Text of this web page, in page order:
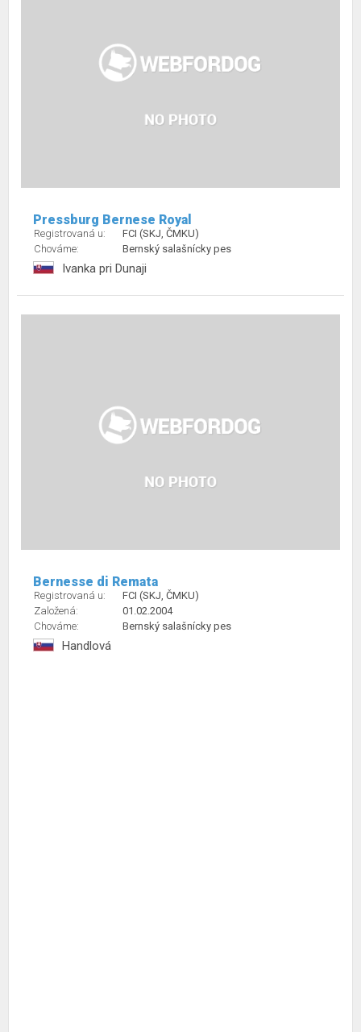
Pressburg Bernese Royal
Registrovaná u:
FCI (SKJ, ČMKU)
Chováme:
Bernský salašnícky pes
Ivanka pri Dunaji
Bernesse di Remata
Registrovaná u:
FCI (SKJ, ČMKU)
Založená:
01.02.2004
Chováme:
Bernský salašnícky pes
Handlová